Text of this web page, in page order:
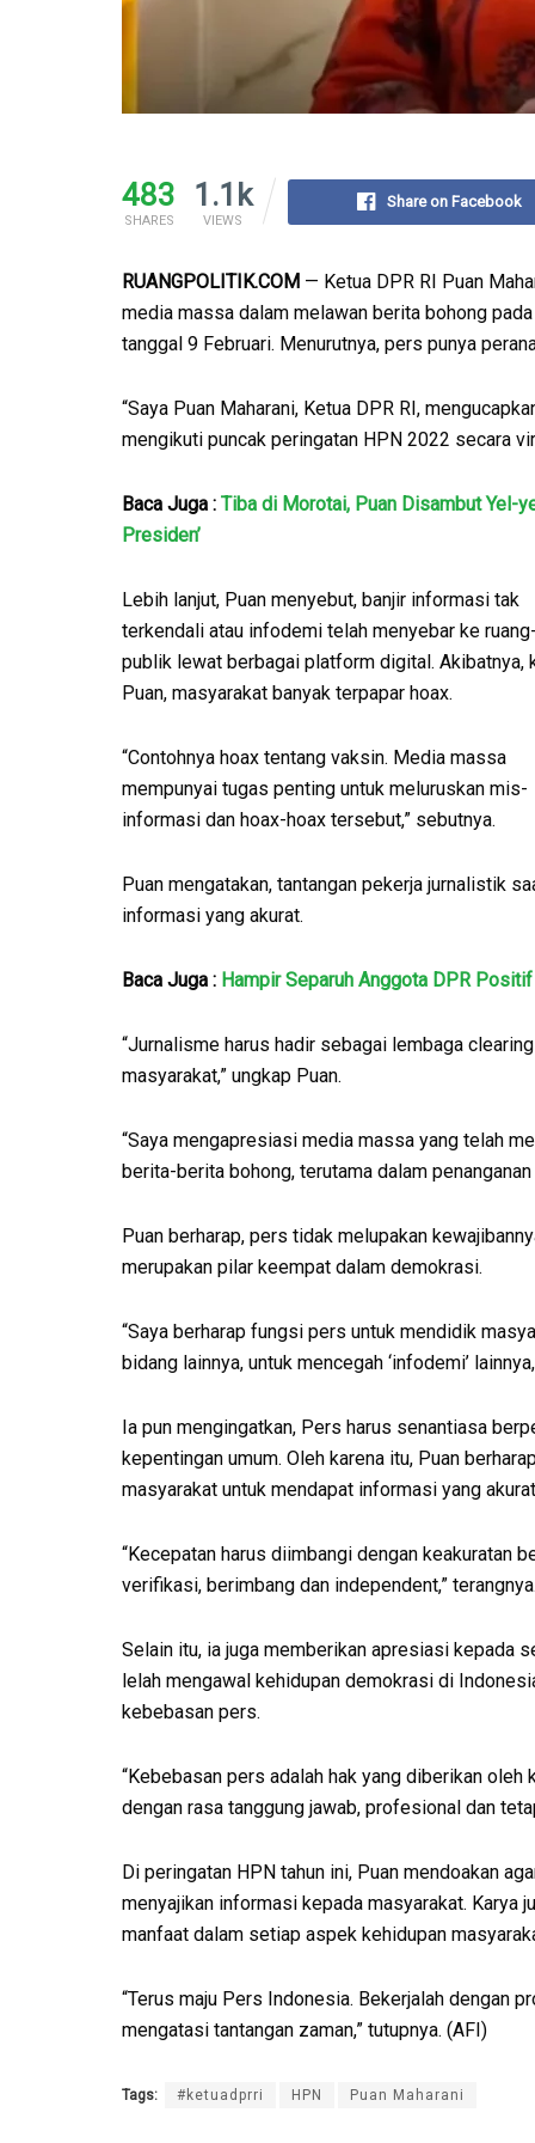
483
SHARES
1.1k
VIEWS
Share on Facebook
RUANGPOLITIK.COM — Ketua DPR RI Puan
media massa dalam melawan berita bohong
tanggal 9 Februari. Menurutnya, pers punya
“Saya Puan Maharani, Ketua DPR RI,
mengikuti puncak peringatan HPN 2022 secara
Baca Juga : Tiba di Morotai, Puan Disambut Yel-
Presiden’
Lebih lanjut, Puan menyebut, banjir informasi tak
terkendali atau infodemi telah menyebar ke
publik lewat berbagai platform digital. Akibatnya,
Puan, masyarakat banyak terpapar hoax.
“Contohnya hoax tentang vaksin. Media massa
mempunyai tugas penting untuk meluruskan mis-
informasi dan hoax-hoax tersebut,” sebutnya.
Puan mengatakan, tantangan pekerja jurnalistik
informasi yang akurat.
Baca Juga : Hampir Separuh Anggota DPR
“Jurnalisme harus hadir sebagai lembaga
masyarakat,” ungkap Puan.
“Saya mengapresiasi media massa yang telah
berita-berita bohong, terutama dalam
Puan berharap, pers tidak melupakan
merupakan pilar keempat dalam demokrasi.
“Saya berharap fungsi pers untuk mendidik
bidang lainnya, untuk mencegah ‘infodemi’
Ia pun mengingatkan, Pers harus senantiasa
kepentingan umum. Oleh karena itu, Puan
masyarakat untuk mendapat informasi yang
“Kecepatan harus diimbangi dengan keakuratan
verifikasi, berimbang dan independent,”
Selain itu, ia juga memberikan apresiasi kepada
lelah mengawal kehidupan demokrasi di
kebebasan pers.
“Kebebasan pers adalah hak yang diberikan
dengan rasa tanggung jawab, profesional dan
Di peringatan HPN tahun ini, Puan mendoakan
menyajikan informasi kepada masyarakat. Karya
manfaat dalam setiap aspek kehidupan
“Terus maju Pers Indonesia. Bekerjalah dengan
mengatasi tantangan zaman,” tutupnya. (AFI)
Tags: #ketuadprri HPN Puan Maharani